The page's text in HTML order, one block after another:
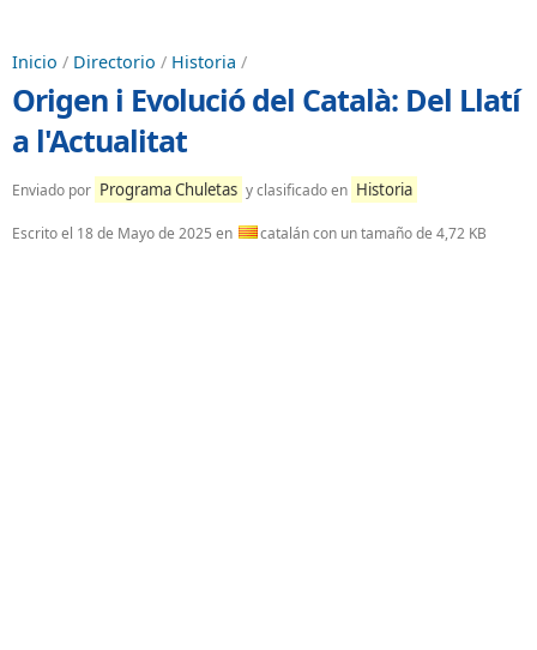
Inicio / Directorio / Historia /
Origen i Evolució del Català: Del Llatí
a l'Actualitat
Enviado por Programa Chuletas y clasificado en Historia
Escrito el 18 de Mayo de 2025 en catalán con un tamaño de 4,72 KB